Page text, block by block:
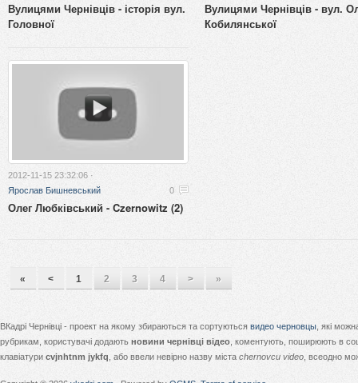
Вулицями Чернівців - історія вул.
Головної
Вулицями Чернівців - вул.
Кобилянської
2012-11-15 23:32:06 ·
Ярослав Бишневський
0
Олег Любківський - Czernowitz (2)
« < 1 2 3 4 > »
ВКадрі Чернівці - проект на якому збираються та сортуються видео черновцы , які
рубрикам, користувачі додають новини чернівці відео , коментують, поширюють в
клавіатури cvjnhtnm jykfq , або ввели невірно назву міста chernovcu video , всеодно